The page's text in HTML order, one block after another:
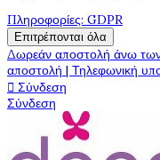
Πληροφορίες: GDPR
Επιτρέπονται όλα
Δωρεάν αποστολή άνω
αποστολή | Τηλεφωνική
 Σύνδεση
Σύνδεση